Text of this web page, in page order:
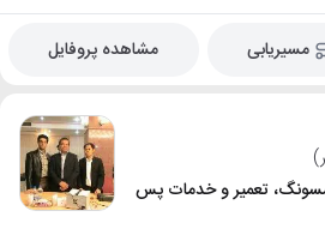
مسیریابی مشاهده پروفایل
تعمیر و خدمات پس